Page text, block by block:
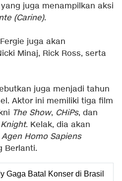
juga menampilkan aksi
(Carine).
juga akan
Minaj, Rick Ross, serta
juga menjadi tahun
Aktor ini memiliki tiga film
The Show, CHiPs, dan
. Kelak, dia akan
Homo Sapiens
Berlanti.
Gaga Batal Konser di Brasil